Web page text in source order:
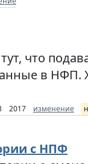
что
в НФП.
2017 изменение
с НПФ